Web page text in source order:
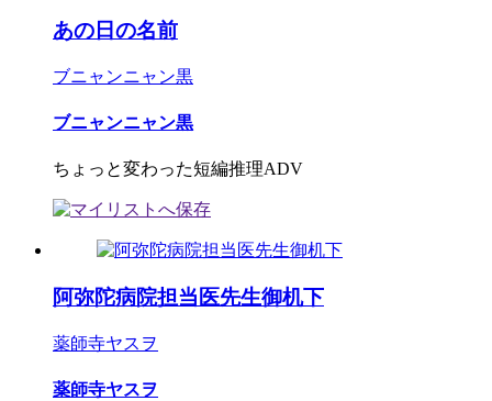
あの日の名前
ブニャンニャン黒
ブニャンニャン黒
ちょっと変わった短編推理ADV
阿弥陀病院担当医先生御机下
薬師寺ヤスヲ
薬師寺ヤスヲ